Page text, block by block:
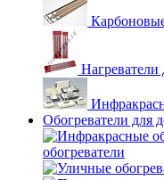
Обогреватели для
обогреватели